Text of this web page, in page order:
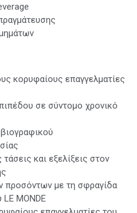
κορυφαίους επαγγελματίες
σε σύντομο χρονικό
και εξελίξεις στον
προσόντων με τη σφραγίδα
MONDE